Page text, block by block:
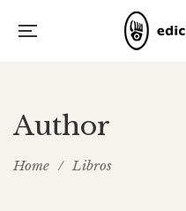
Author
Home / Libros